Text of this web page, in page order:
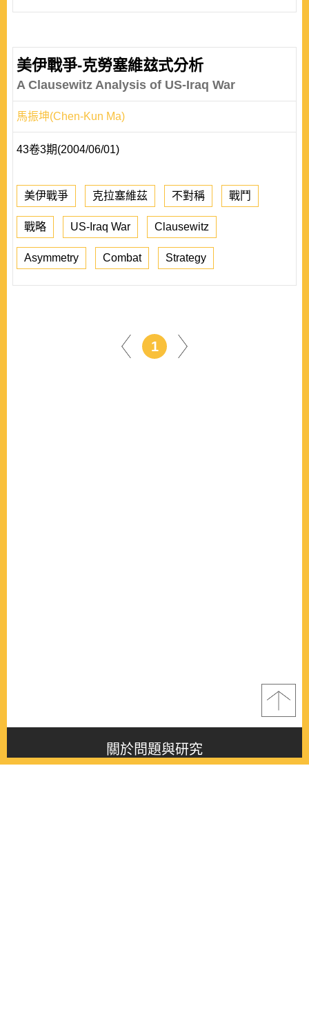
美伊戰爭-克勞塞維玆式分析
A Clausewitz Analysis of US-Iraq War
馬振坤(Chen-Kun Ma)
43卷3期(2004/06/01)
美伊戰爭 克拉塞維茲 不對稱 戰鬥
戰略 US-Iraq War Clausewitz
Asymmetry Combat Strategy
1
關於問題與研究
About this journal